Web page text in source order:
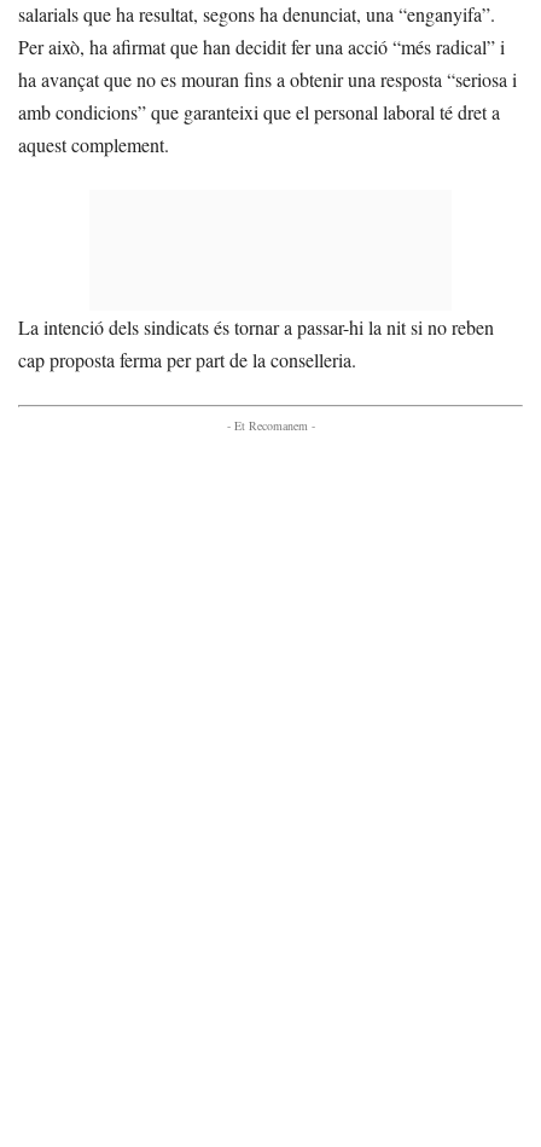
salarials que ha resultat, segons ha denunciat, una “enganyifa”.
Per això, ha afirmat que han decidit fer una acció “més radical” i
ha avançat que no es mouran fins a obtenir una resposta “seriosa i
amb condicions” que garanteixi que el personal laboral té dret a
aquest complement.
La intenció dels sindicats és tornar a passar-hi la nit si no reben
cap proposta ferma per part de la conselleria.
- Et Recomanem -